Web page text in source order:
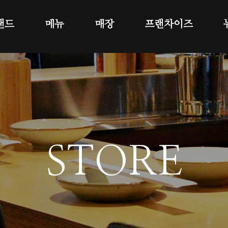
드 메뉴 매장 프랜차이즈
STORE